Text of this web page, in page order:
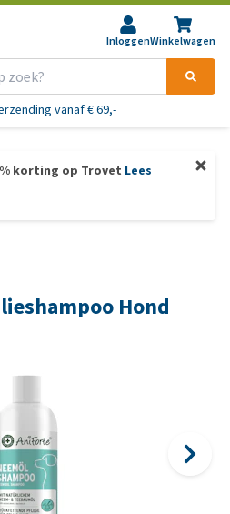
InloggenWinkelwagen
vanaf € 69,-
korting op Trovet Lees
Hond